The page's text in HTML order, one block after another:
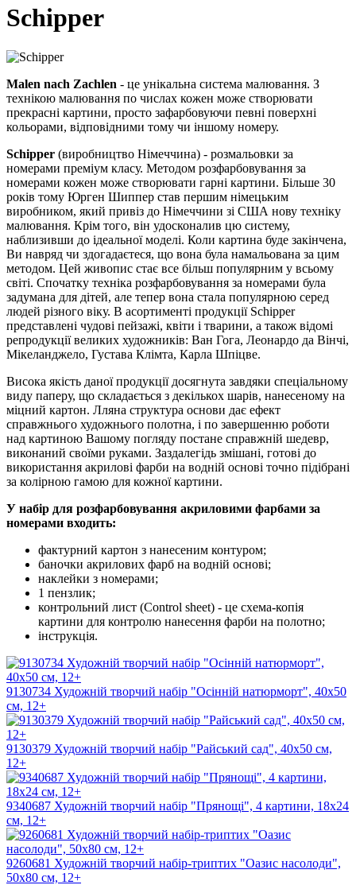
Schipper
Malen nach Zachlen - це унікальна система малювання. З
технікою малювання по числах кожен може створювати
прекрасні картини, просто зафарбовуючи певні поверхні
кольорами, відповідними тому чи іншому номеру.
Schipper (виробництво Німеччина) - розмальовки за
номерами преміум класу. Методом розфарбовування за
номерами кожен може створювати гарні картини. Більше 30
років тому Юрген Шиппер став першим німецьким
виробником, який привіз до Німеччини зі США нову техніку
малювання. Крім того, він удосконалив цю систему,
наблизивши до ідеальної моделі. Коли картина буде закінчена,
Ви навряд чи здогадаєтеся, що вона була намальована за цим
методом. Цей живопис стає все більш популярним у всьому
світі. Спочатку техніка розфарбовування за номерами була
задумана для дітей, але тепер вона стала популярною серед
людей різного віку. В асортименті продукції Schipper
представлені чудові пейзажі, квіти і тварини, а також відомі
репродукції великих художників: Ван Гога, Леонардо да Вінчі,
Мікеланджело, Густава Клімта, Карла Шпіцве.
Висока якість даної продукції досягнута завдяки спеціальному
виду паперу, що складається з декількох шарів, нанесеному на
міцний картон. Лляна структура основи дає ефект
справжнього художнього полотна, і по завершенню роботи
над картиною Вашому погляду постане справжній шедевр,
виконаний своїми руками. Заздалегідь змішані, готові до
використання акрилові фарби на водній основі точно підібрані
за колірною гамою для кожної картини.
У набір для розфарбовування акриловими фарбами за
номерами входить:
фактурний картон з нанесеним контуром;
баночки акрилових фарб на водній основі;
наклейки з номерами;
1 пензлик;
контрольний лист (Control sheet) - це схема-копія
картини для контролю нанесення фарби на полотно;
інструкція.
9130734 Художній творчий набір "Осінній натюрморт", 40х50
см, 12+
9130379 Художній творчий набір "Райський сад", 40х50 см,
12+
9340687 Художній творчий набір "Прянощі", 4 картини, 18х24
см, 12+
9260681 Художній творчий набір-триптих "Оазис насолоди",
50х80 см, 12+